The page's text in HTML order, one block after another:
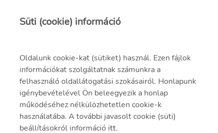
Kapcsolat
mvmonenergy@mvm.hu
1031 Budapest, Szentendrei út 207-209.
+ 36 20 597 0000
Süti (cookie) információ
Oldalunk cookie-kat (sütiket) használ. Ezen fájlok
információkat szolgáltatnak számunkra a
felhasználó oldallátogatási szokásairól. Honlapunk
igénybevételével Ön beleegyezik a honlap
működéséhez nélkülözhetetlen cookie-k
használatába. A további javasolt cookie (süti)
beállításokról információ itt.